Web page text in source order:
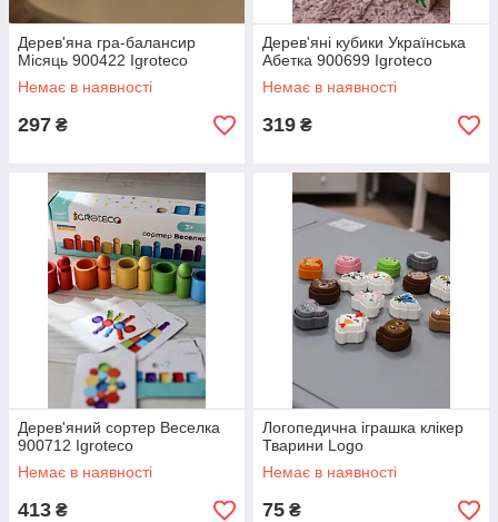
Дерев'яна гра-балансир
Місяць 900422 Igroteco
Немає в наявності
297 ₴
Дерев'яні кубики Українська
Абетка 900699 Igroteco
Немає в наявності
319 ₴
Дерев'яний сортер Веселка
900712 Igroteco
Немає в наявності
413 ₴
Логопедична іграшка клікер
Тварини Logo
Немає в наявності
75 ₴